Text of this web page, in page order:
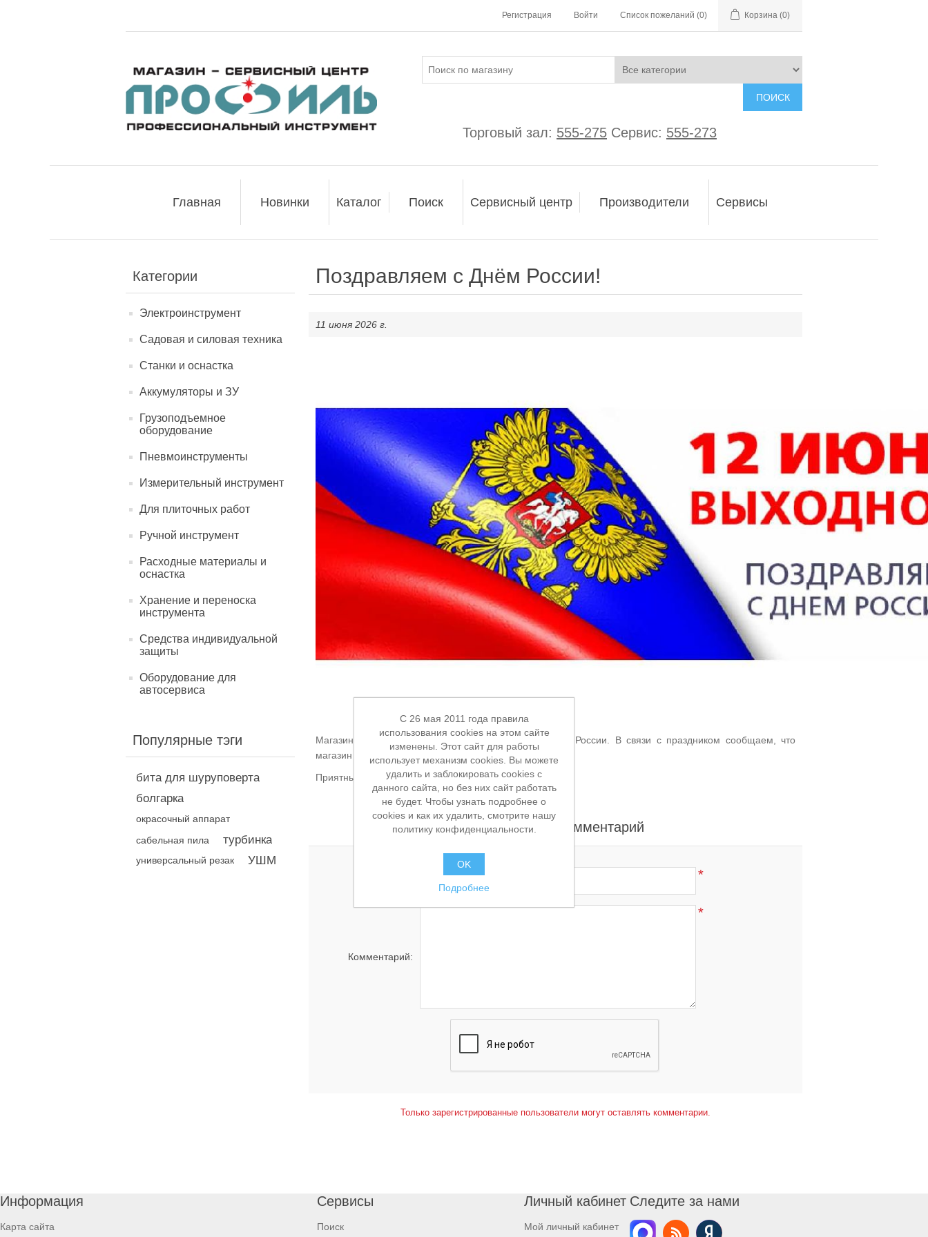
Регистрация Войти Список пожеланий (0) Корзина (0)
ПОИСК
Торговый зал: 555-275 Сервис: 555-273
Главная Новинки Каталог Поиск Сервисный центр Производители Сервисы
Категории
Электроинструмент
Садовая и силовая техника
Станки и оснастка
Аккумуляторы и ЗУ
Грузоподъемное
оборудование
Пневмоинструменты
Измерительный инструмент
Для плиточных работ
Ручной инструмент
Расходные материалы и
оснастка
Хранение и переноска
инструмента
Средства индивидуальной
защиты
Оборудование для
автосервиса
Популярные тэги
бита для шуруповерта
болгарка
окрасочный аппарат
сабельная пила турбинка
универсальный резак УШМ
Поздравляем с Днём России!
11 июня 2026 г.
Магазин-сервис "Профиль" поздравляет всех С днём России. В связи с праздником сообщаем, что
магазин и сервис 12 июня не работает.
Приятных выходных и праздничных дней.
Оставьте ваш комментарий
*
Комментарий:
*
Только зарегистрированные пользователи могут оставлять комментарии.
Информация
Карта сайта
Сервисы
Поиск
Личный кабинет
Мой личный кабинет
Следите за нами
C 26 мая 2011 года правила
использования cookies на этом сайте
изменены. Этот сайт для работы
использует механизм cookies. Вы можете
удалить и заблокировать cookies с
данного сайта, но без них сайт работать
не будет. Чтобы узнать подробнее о
cookies и как их удалить, смотрите нашу
политику конфиденциальности.
OK
Подробнее